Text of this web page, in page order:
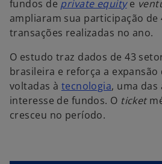
fundos de private equitye
ampliaram sua participação de
transações realizadas no ano.
O estudo traz dados de 43
brasileira e reforça a expansão
voltadas à tecnologia, uma das
interesse de fundos. O ticket
cresceu no período.